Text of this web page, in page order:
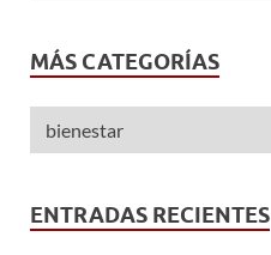
MÁS CATEGORÍAS
ENTRADAS RECIENTES